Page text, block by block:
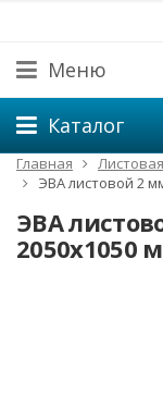
Меню
Каталог
Главная
ЭВА листовой 2
ЭВА
2050х1050